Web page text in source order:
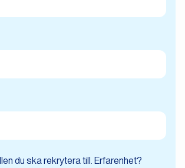
du ska rekrytera till. Erfarenhet?